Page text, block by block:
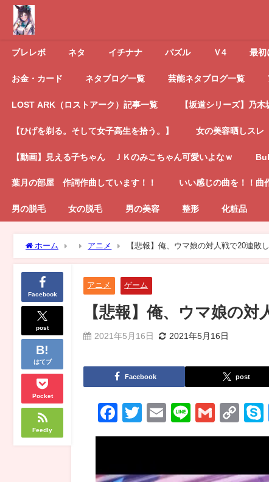
ブレレボ ネタ イチナナ パズル Ｖ4 最初
お金・カード ネタブログ一覧 芸能ネタブログ一覧
LOST ARK（ロストアーク）記事一覧 【坂道シリーズ】乃
【ひげを剃る。そして女子高生を拾う。】 女の美容晒しスレ
【動画】見える子ちゃん ＪＫのみこちゃん可愛いよなｗ
葉月の部屋 作詞作曲しています！！ いい感じの曲を！！
男の脱毛 女の脱毛 男の美容 整形 化粧品
ホーム アニメ 【悲報】俺、ウマ娘の対人戦で20連敗
Facebook
post
はてブ
Pocket
Feedly
アニメ ゲーム
【悲報】俺、ウマ娘の
2021年5月16日 2021年5月16日
Facebook post
Facebook
Twitter
EmailLineGmail